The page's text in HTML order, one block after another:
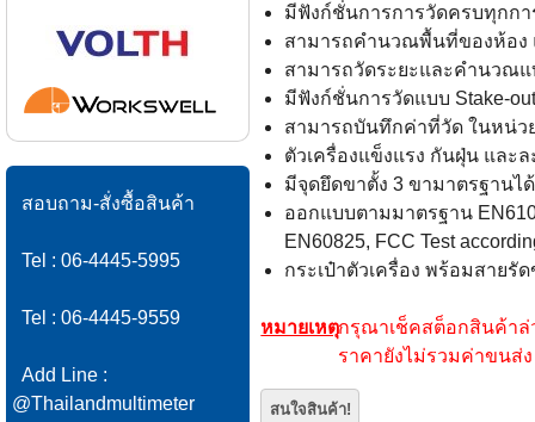
สามารถบันทึกค่าที่วัด ในหน่ว
ตัวเครื่องแข็งแรง กันฝุ่น และ
มีจุดยึดขาตั้ง 3 ขามาตรฐานได้
ออกแบบตามมาตรฐาน
EN60825, FCC Test
กระเป๋าตัวเครื่อง พร้อมสายรั
หมายเหตุกรุณาเช็คสต็อกสินค้าล่
ราคายังไม่รวมค่าขนส่ง
สอบถาม-สั่งซื้อสินค้า
Tel : 06-4445-5995
Tel : 06-4445-9559
Add Line :
info@systronics.co.th